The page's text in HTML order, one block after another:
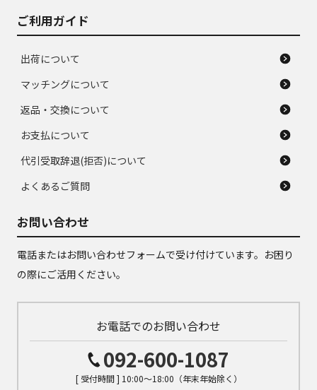
ご利用ガイド
出荷について
マッチングについて
返品・交換について
お支払について
代引受取辞退(拒否)について
よくあるご質問
お問い合わせ
電話またはお問い合わせフォームで受け付けています。お困り
の際にご活用ください。
お電話でのお問い合わせ
092-600-1087
[ 受付時間 ] 10:00～18:00（年末年始除く）